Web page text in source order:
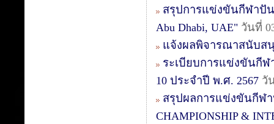
สรุปการแข่งขันกีฬาปันจั
Abu Dhabi, UAE" วันที่
แจ้งผลพิจารณาสนับส
ระเบียบการแข่งขันกีฬ
10 ประจำปี พ.ศ. 2567 วั
สรุปผลการแข่งขันกีฬา
CHAMPIONSHIP &